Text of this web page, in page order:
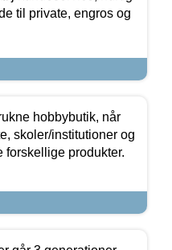
til private, engros og
hobbybutik, når
skoler/institutioner og
forskellige produkter.